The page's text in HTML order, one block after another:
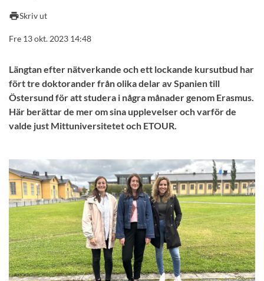
printSkriv ut
Fre 13 okt. 2023 14:48
Längtan efter nätverkande och ett lockande kursutbud har
fört tre doktorander från olika delar av Spanien till
Östersund för att studera i några månader genom Erasmus.
Här berättar de mer om sina upplevelser och varför de
valde just Mittuniversitetet och ETOUR.